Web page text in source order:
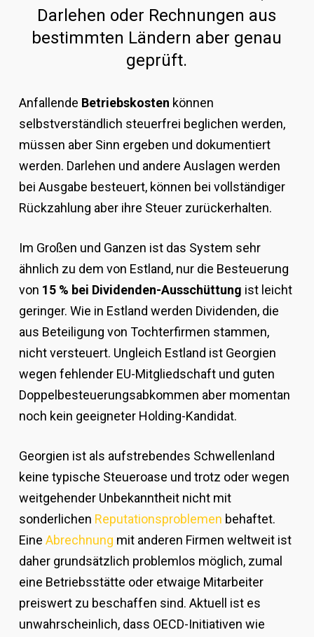
Darlehen oder Rechnungen aus
bestimmten Ländern aber genau
geprüft.
Anfallende Betriebskosten können
selbstverständlich steuerfrei beglichen werden,
müssen aber Sinn ergeben und dokumentiert
werden. Darlehen und andere Auslagen werden
bei Ausgabe besteuert, können bei vollständiger
Rückzahlung aber ihre Steuer zurückerhalten.
Im Großen und Ganzen ist das System sehr
ähnlich zu dem von Estland, nur die Besteuerung
von 15 % bei Dividenden-Ausschüttung ist leicht
geringer. Wie in Estland werden Dividenden, die
aus Beteiligung von Tochterfirmen stammen,
nicht versteuert. Ungleich Estland ist Georgien
wegen fehlender EU-Mitgliedschaft und guten
Doppelbesteuerungsabkommen aber momentan
noch kein geeigneter Holding-Kandidat.
Georgien ist als aufstrebendes Schwellenland
keine typische Steueroase und trotz oder wegen
weitgehender Unbekanntheit nicht mit
sonderlichen Reputationsproblemen behaftet.
Eine Abrechnung mit anderen Firmen weltweit ist
daher grundsätzlich problemlos möglich, zumal
eine Betriebsstätte oder etwaige Mitarbeiter
preiswert zu beschaffen sind. Aktuell ist es
unwahrscheinlich, dass OECD-Initiativen wie